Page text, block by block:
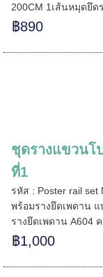
200CM 1เส้นหมุดยึด
฿890
ชุดรางแขวนโ
ที่1
รหัส : Poster rail
พร้อมรางยึดเพดาน
รางยึดเพดาน A604
฿1,000